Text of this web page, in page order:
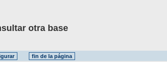
otra base